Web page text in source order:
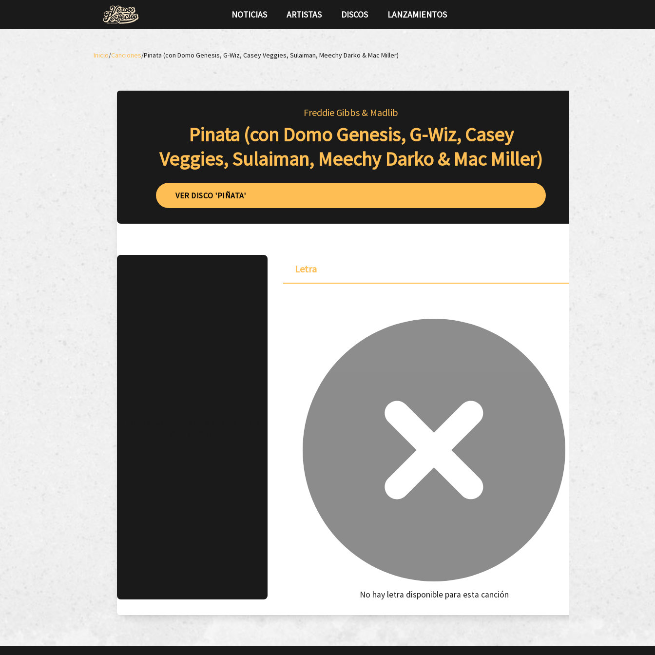
NOTICIAS ARTISTAS DISCOS LANZAMIENTOS
Inicio/Canciones/Pinata (con Domo Genesis, G-Wiz, Casey Veggies, Sulaiman, Meechy Darko & Mac Miller)
Freddie Gibbs & Madlib
Pinata (con Domo Genesis, G-Wiz, Casey
Veggies, Sulaiman, Meechy Darko & Mac Miller)
VER DISCO 'PIÑATA'
Letra
No hay letra disponible para esta canción